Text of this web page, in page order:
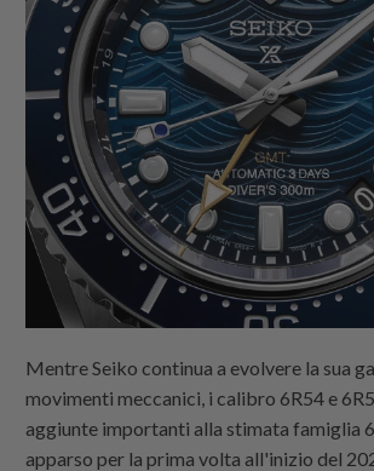
Mentre Seiko continua a evolvere la sua
movimenti meccanici, i calibro 6R54 e
aggiunte importanti alla stimata famiglia
apparso per la prima volta all'inizio del